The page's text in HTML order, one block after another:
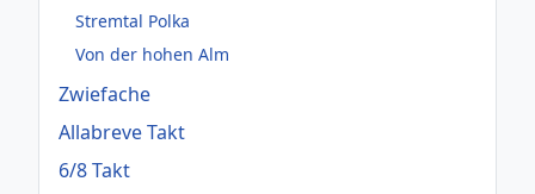
Stremtal Polka
Von der hohen Alm
Zwiefache
Allabreve Takt
6/8 Takt